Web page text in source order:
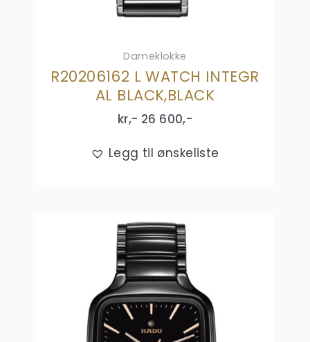
Dameklokke
R20206162 L WATCH INTEGR
AL BLACK,BLACK
kr,- 26 600,-
Legg til ønskeliste